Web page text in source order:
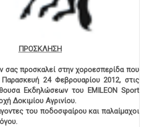
ΠΡΟΣΚΛΗΣΗ
προσκαλεί στην χοροεσπερίδα που
Παρασκευή 24 Φεβρουαρίου 2012, στις
Εκδηλώσεων του EMILEON Sport
Δοκιμίου Αγρινίου.
του ποδοσφαίρου και παλαίμαχοι